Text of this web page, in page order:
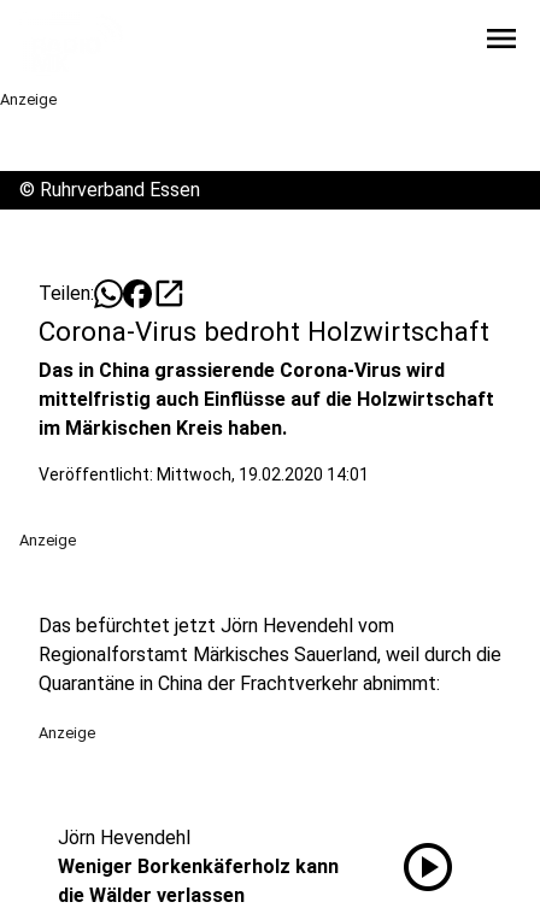
menu
Anzeige
© Ruhrverband Essen
Teilen: open_in_new
Corona-Virus bedroht Holzwirtschaft
Das in China grassierende Corona-Virus wird
mittelfristig auch Einflüsse auf die Holzwirtschaft
im Märkischen Kreis haben.
Veröffentlicht: Mittwoch, 19.02.2020 14:01
Anzeige
Das befürchtet jetzt Jörn Hevendehl vom
Regionalforstamt Märkisches Sauerland, weil durch die
Quarantäne in China der Frachtverkehr abnimmt:
Anzeige
Jörn Hevendehl
Weniger Borkenkäferholz kann
die Wälder verlassen
play_circle